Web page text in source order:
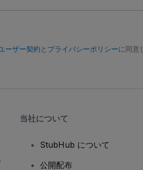
ーザー契約と プライバシーポリシーに同意
当社について
StubHub について
公開配布